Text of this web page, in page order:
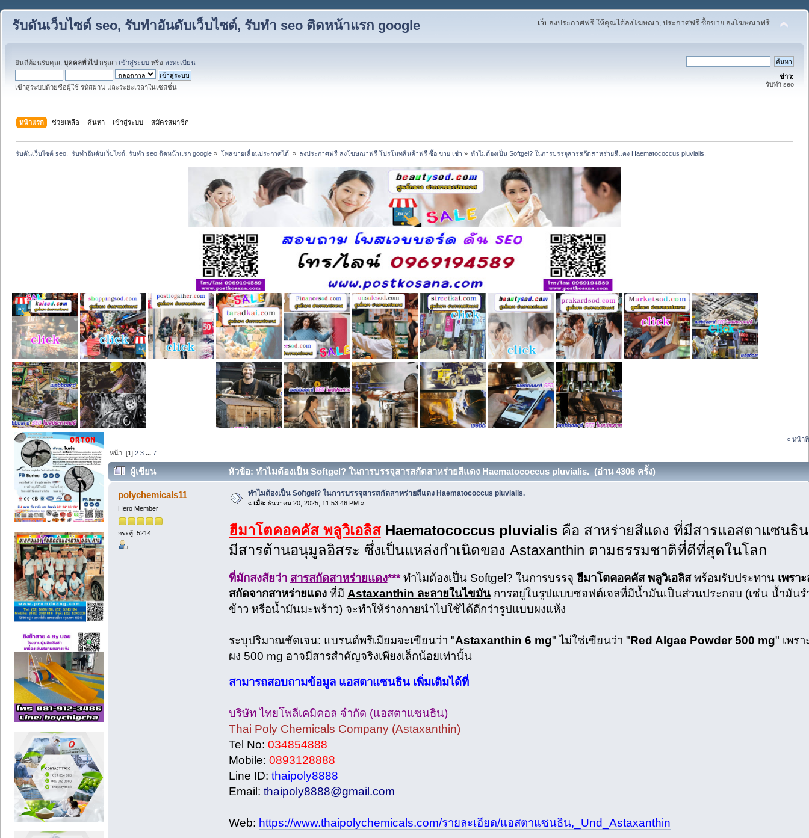
รับดันเว็บไซต์ seo, รับทำอันดับเว็บไซต์, รับทำ seo ติดหน้าแรก google เว็บลงประกาศฟรี ให้คุณได้ลงโฆษณา, ประกาศฟรี ซื้อขาย ลงโฆษณาฟรี
ยินดีต้อนรับคุณ, บุคคลทั่วไป กรุณา เข้าสู่ระบบ หรือ ลงทะเบียน
เข้าสู่ระบบด้วยชื่อผู้ใช้ รหัสผ่าน และระยะเวลาในเซสชั่น
ข่าว:
รับทำ seo
หน้าแรก ช่วยเหลือ ค้นหา เข้าสู่ระบบ สมัครสมาชิก
รับดันเว็บไซต์ seo,  รับทำอันดับเว็บไซต์, รับทำ seo ติดหน้าแรก google » โพสขายเลื่อนประกาศได้ » ลงประกาศฟรี ลงโฆษณาฟรี โปรโมทสินค้าฟรี ซื้อ ขาย เช่า » ทำไมต้องเป็น Softgel? ในการบรรจุสารสกัดสาหร่ายสีแดง Haematococcus pluvialis.
« หน้า
หน้า: [1]2 3 ...7
ผู้เขียน หัวข้อ: ทำไมต้องเป็น Softgel? ในการบรรจุสารสกัดสาหร่ายสีแดง Haematococcus pluvialis. (อ่าน 4306 ครั้ง)
polychemicals11
Hero Member
กระทู้: 5214
ทำไมต้องเป็น Softgel? ในการบรรจุสารสกัดสาหร่ายสีแดง Haematococcus pluvialis.
« เมื่อ: ธันวาคม 20, 2025, 11:53:46 PM »
ฮีมาโตคอคคัส พลูวิเอลิสHaematococcus pluvialisคือ สาหร่ายสีแดง ที่มีสารแอสตาแซนธิ
มีสารต้านอนุมูลอิสระ ซึ่งเป็นแหล่งกำเนิดของ Astaxanthin ตามธรรมชาติที่ดีที่สุดในโลก
ที่มักสงสัยว่า สารสกัดสาหร่ายแดง***ทำไมต้องเป็น Softgel? ในการบรรจุ ฮีมาโตคอคคัส พลูวิเอลิสพร้อมรับประทาน เพรา
สกัดจากสาหร่ายแดงที่มี Astaxanthin ละลายในไขมันการอยู่ในรูปแบบซอฟต์เจลที่มีน้ำมันเป็นส่วนประกอบ (เช่น น้ำมันร
ข้าว หรือน้ำมันมะพร้าว) จะทำให้ร่างกายนำไปใช้ได้ดีกว่ารูปแบบผงแห้ง
ระบุปริมาณชัดเจน: แบรนด์พรีเมียมจะเขียนว่า "Astaxanthin 6 mg" ไม่ใช่เขียนว่า "Red Algae Powder 500 mg" เพรา
ผง 500 mg อาจมีสารสำคัญจริงเพียงเล็กน้อยเท่านั้น
สามารถสอบถามข้อมูล แอสตาแซนธิน เพิ่มเติมได้ที่
บริษัท ไทยโพลีเคมิคอล จำกัด (แอสตาแซนธิน)
Thai Poly Chemicals Company (Astaxanthin)
Tel No: 034854888
Mobile: 0893128888
Line ID: thaipoly8888
Email: thaipoly8888@gmail.com
Web: https://www.thaipolychemicals.com/รายละเอียด/แอสตาแซนธิน,_Und_Astaxanthin